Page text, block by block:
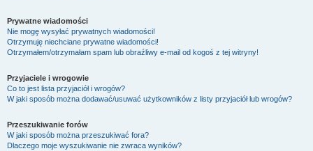
Prywatne wiadomości
Nie mogę wysyłać prywatnych wiadomości!
Otrzymuję niechciane prywatne wiadomości!
Otrzymałem/otrzymałam spam lub obraźliwy e-mail od kogoś z tej witryny!
Przyjaciele i wrogowie
Co to jest lista przyjaciół i wrogów?
W jaki sposób można dodawać/usuwać użytkowników z listy przyjaciół lub wrogów?
Przeszukiwanie forów
W jaki sposób można przeszukiwać fora?
Dlaczego moje wyszukiwanie nie zwraca wyników?